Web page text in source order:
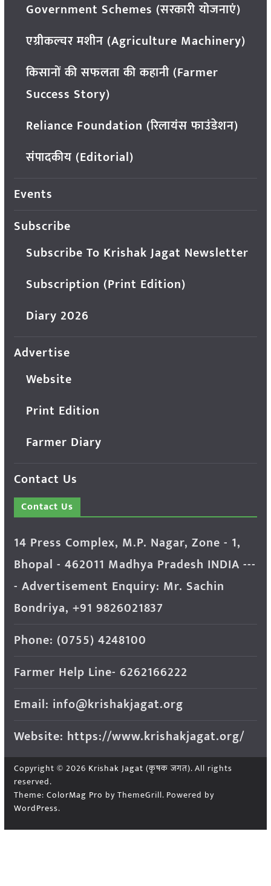
Government Schemes (सरकारी योजनाएं)
एग्रीकल्चर मशीन (Agriculture Machinery)
किसानों की सफलता की कहानी (Farmer
Success Story)
Reliance Foundation (रिलायंस फाउंडेशन)
संपादकीय (Editorial)
Events
Subscribe
Subscribe To Krishak Jagat Newsletter
Subscription (Print Edition)
Diary 2026
Advertise
Website
Print Edition
Farmer Diary
Contact Us
Contact Us
14 Press Complex, M.P. Nagar, Zone - 1,
Bhopal - 462011 Madhya Pradesh INDIA ---
- Advertisement Enquiry: Mr. Sachin
Bondriya, +91 9826021837
Phone: (0755) 4248100
Farmer Help Line- 6262166222
Email: info@krishakjagat.org
Website: https://www.krishakjagat.org/
Copyright © 2026 Krishak Jagat (कृषक जगत). All rights
reserved.
Theme: ColorMag Pro by ThemeGrill. Powered by
WordPress.